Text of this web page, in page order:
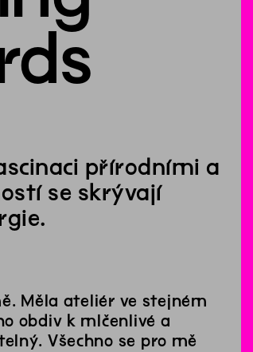
přírodními a
se skrývají
Měla ateliér ve stejném
obdiv k mlčenlivé a
Všechno se pro mě